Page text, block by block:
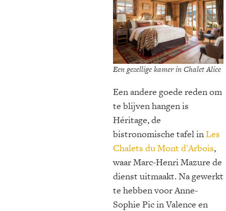
Een gezellige kamer in Chalet Alice
Een andere goede reden om
te blijven hangen is
Héritage, de
bistronomische tafel inLes
Chalets du Mont d'Arbois,
waar Marc-Henri Mazure de
dienst uitmaakt. Na gewerkt
te hebben voor Anne-
Sophie Pic in Valence en